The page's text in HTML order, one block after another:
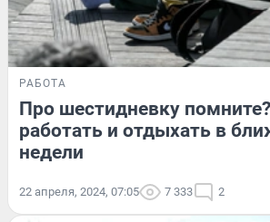
РАБОТА
Про шестидневку
работать и отдыхать в
недели
22 апреля, 2024, 07:05 7 333 2